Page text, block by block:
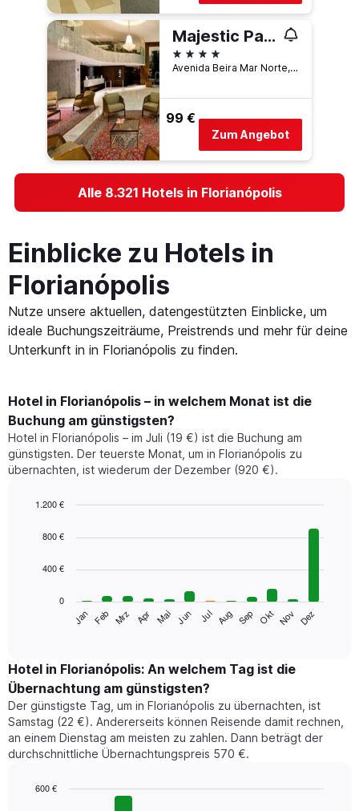
Majestic Palace Hotel
4 Sterne
Avenida Beira Mar Norte, 2746, Florianópolis, Brasilien
99 €
Zum Angebot
Alle 8.321 Hotels in Florianópolis
Einblicke zu Hotels in
Florianópolis
Nutze unsere aktuellen, datengestützten Einblicke, um
ideale Buchungszeiträume, Preistrends und mehr für deine
Unterkunft in in Florianópolis zu finden.
Hotel in Florianópolis – in welchem Monat ist die
Buchung am günstigsten?
Hotel in Florianópolis – im Juli (19 €) ist die Buchung am
günstigsten. Der teuerste Monat, um in Florianópolis zu
übernachten, ist wiederum der Dezember (920 €).
chart
bars.
folgende
den
durchschnittlichen
Zimmerpreis
im
jeweiligen
Monat
an.
Diagramm
graphic.
Jan Feb Mrz Apr Mai Jun Jul Aug Sep Okt Nov Dez
0
400 €
800 €
1.200 €
Hotel in Florianópolis: An welchem Tag ist die
Übernachtung am günstigsten?
Der günstigste Tag, um in Florianópolis zu übernachten, ist
Samstag (22 €). Andererseits können Reisende damit rechnen,
an einem Dienstag am meisten zu zahlen. Dann beträgt der
durchschnittliche Übernachtungspreis 570 €.
600 €